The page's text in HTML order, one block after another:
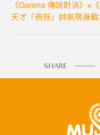
《Garena 傳說對決》×
天才「奇犽」帥氣現身戰
SHARE